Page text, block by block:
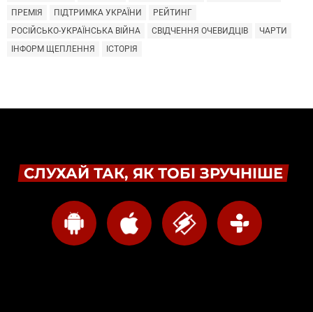
ПРЕМІЯ
ПІДТРИМКА УКРАЇНИ
РЕЙТИНГ
РОСІЙСЬКО-УКРАЇНСЬКА ВІЙНА
СВІДЧЕННЯ ОЧЕВИДЦІВ
ЧАРТИ
ІНФОРМ ЩЕПЛЕННЯ
ІСТОРІЯ
СЛУХАЙ ТАК, ЯК ТОБІ ЗРУЧНІШЕ